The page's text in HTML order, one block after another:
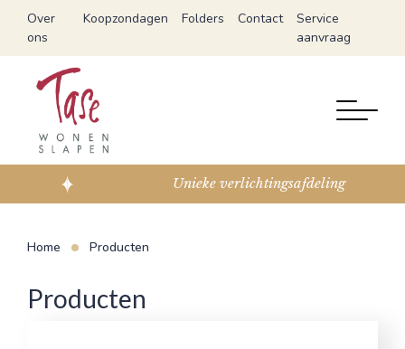
Over
ons
Koopzondagen Folders Contact
Service
aanvraag
Unieke verlichtingsafdeling
Home Producten
Producten